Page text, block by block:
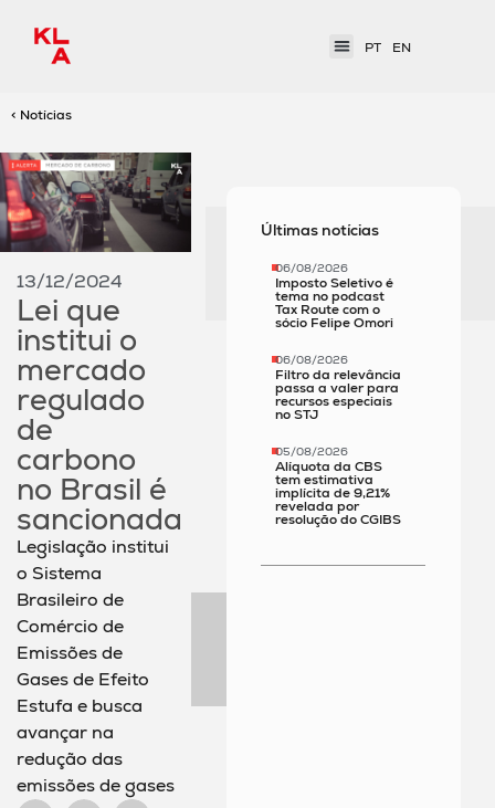
PT EN
< Notícias
13/12/2024
Lei que
institui o
mercado
regulado
de
carbono
no Brasil é
sancionada
Legislação institui
o Sistema
Brasileiro de
Comércio de
Emissões de
Gases de Efeito
Estufa e busca
avançar na
redução das
emissões de gases
Últimas notícias
06/08/2026
Imposto Seletivo é
tema no podcast
Tax Route com o
sócio Felipe Omori
06/08/2026
Filtro da relevância
passa a valer para
recursos especiais
no STJ
05/08/2026
Alíquota da CBS
tem estimativa
implícita de 9,21%
revelada por
resolução do CGIBS